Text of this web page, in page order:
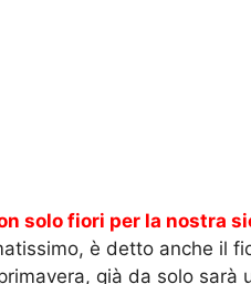
solo fiori per la nostra
è detto anche il
già da solo sarà